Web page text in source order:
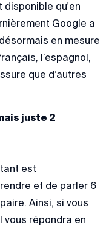
disponible qu'en
Google a
en mesure
l’espagnol,
que d’autres
juste 2
est
et de parler 6
Ainsi, si vous
vous répondra en